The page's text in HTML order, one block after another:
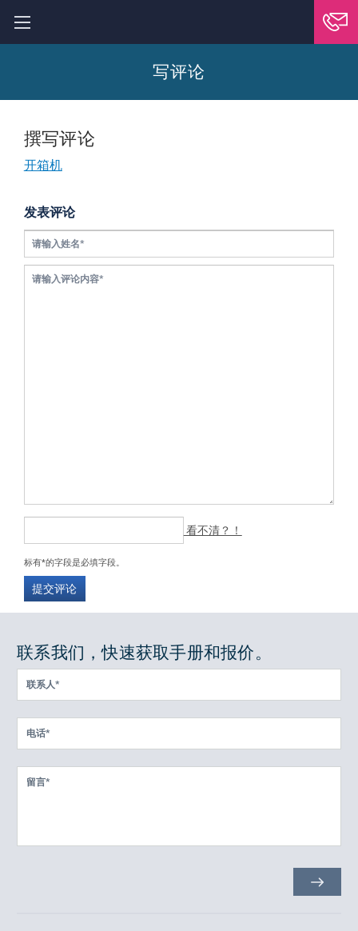
写评论
撰写评论
开箱机
发表评论
看不清？！
标有*的字段是必填字段。
提交评论
联系我们，快速获取手册和报价。